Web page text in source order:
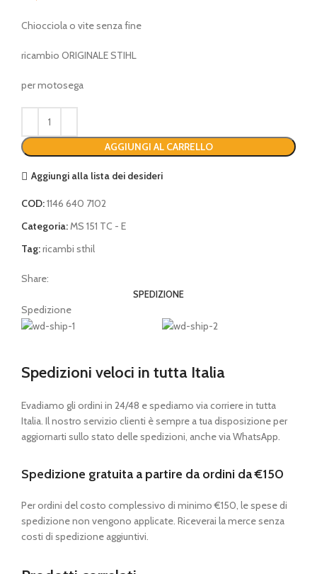
Chiocciola o vite senza fine
ricambio ORIGINALE STIHL
per motosega
AGGIUNGI AL CARRELLO
Aggiungi alla lista dei desideri
COD:1146 640 7102
Categoria: MS 151 TC - E
Tag:ricambi sthil
Share:
SPEDIZIONE
Spedizione
Spedizioni veloci in tutta Italia
Evadiamo gli ordini in 24/48 e spediamo via corriere in tutta
Italia. Il nostro servizio clienti è sempre a tua disposizione per
aggiornarti sullo stato delle spedizioni, anche via WhatsApp.
Spedizione gratuita a partire da ordini da €150
Per ordini del costo complessivo di minimo €150, le spese di
spedizione non vengono applicate. Riceverai la merce senza
costi di spedizione aggiuntivi.